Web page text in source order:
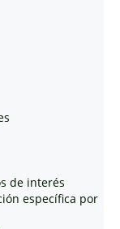
de interés
específica por